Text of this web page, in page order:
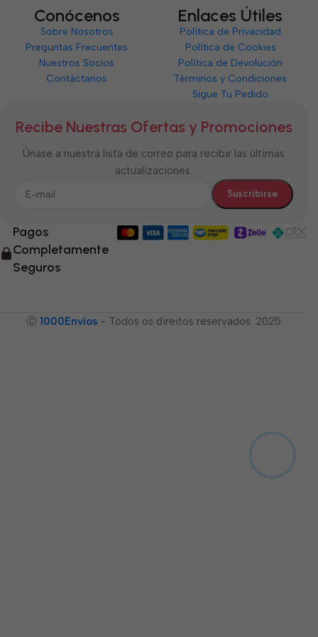
Conócenos
Sobre Nosotros
Preguntas Frecuentes
Nuestros Socios
Contáctanos
Enlaces Útiles
Política de Privacidad
Política de Cookies
Política de Devolución
Términos y Condiciones
Sigue Tu Pedido
Recibe Nuestras Ofertas y Promociones
Únase a nuestra lista de correo para recibir las últimas
actualizaciones.
Pagos
Completamente
Seguros
Ⓒ 1000Envíos - Todos os direitos reservados. 2025